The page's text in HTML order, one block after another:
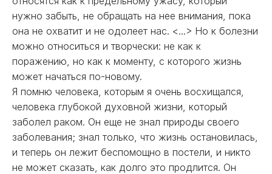
нужно забыть, не обращать на нее внимания, пока
она не охватит и не одолеет нас. <...> Но к болезни
можно относиться и творчески: не как к
поражению, но как к моменту, с которого жизнь
может начаться по-новому.
Я помню человека, которым я очень восхищался,
человека глубокой духовной жизни, который
заболел раком. Он еще не знал природы своего
заболевания; знал только, что жизнь остановилась,
и теперь он лежит беспомощно в постели, и никто
не может сказать, как долго это продлится. Он